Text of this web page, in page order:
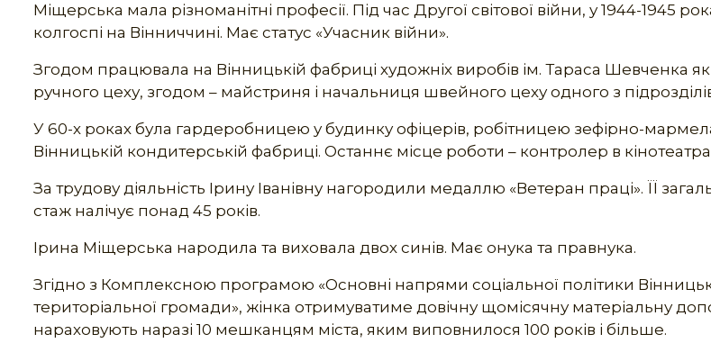
Міщерська мала різноманітні професії. Під час Другої світової війни, у 1944-1945
колгоспі на Вінниччині. Має статус «Учасник війни».
Згодом працювала на Вінницькій фабриці художніх виробів ім. Тараса Шевченка
ручного цеху, згодом – майстриня і начальниця швейного цеху одного з
У 60-х роках була гардеробницею у будинку офіцерів, робітницею зефірно-
Вінницькій кондитерській фабриці. Останнє місце роботи – контролер в
За трудову діяльність Ірину Іванівну нагородили медаллю «Ветеран праці». ЇЇ
стаж налічує понад 45 років.
Ірина Міщерська народила та виховала двох синів. Має онука та правнука.
Згідно з Комплексною програмою «Основні напрями соціальної політики
територіальної громади», жінка отримуватиме довічну щомісячну матеріальну
нараховують наразі 10 мешканцям міста, яким виповнилося 100 років і більше.